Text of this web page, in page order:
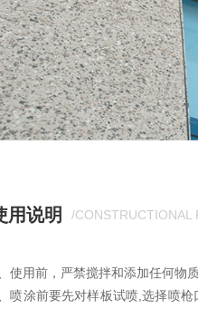
用说明 /CONSTRUCTIONAL
使用前，严禁搅拌和添加任何物
喷涂前要先对样板试喷,选择喷